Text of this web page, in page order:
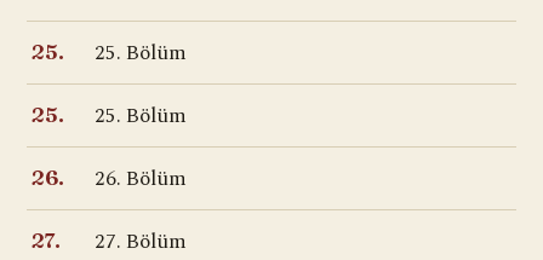
25. 25. Bölüm
25. 25. Bölüm
26. 26. Bölüm
27. 27. Bölüm